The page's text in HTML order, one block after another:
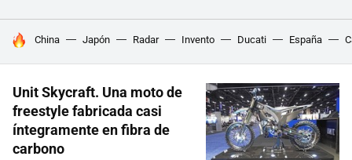
HOY SE HABLA DE
China Japón Radar Invento Ducati España
Unit Skycraft. Una moto de
freestyle fabricada casi
íntegramente en fibra de
carbono